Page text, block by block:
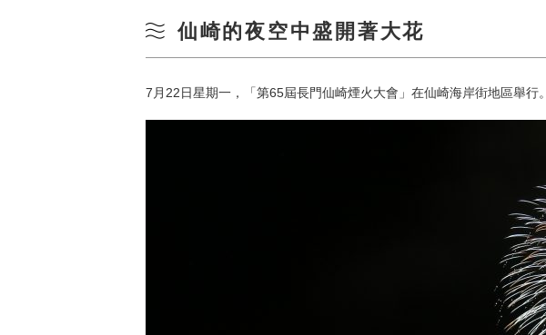
仙崎的夜空中盛開著大花
7月22日星期一，「第65屆長門仙崎煙火大會」在仙崎海岸街地區舉行。